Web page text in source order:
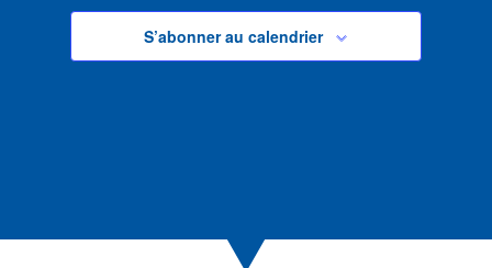
S’abonner au calendrier